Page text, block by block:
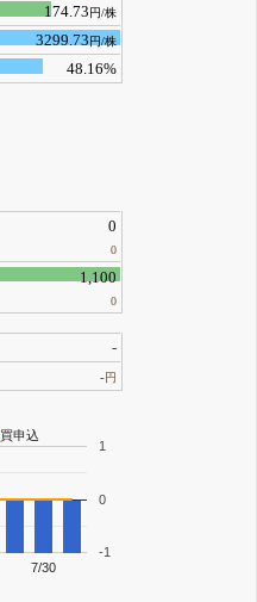
174.73円/株
3299.73円/株
48.16%
0
0
1,100
0
-
-円
買申込
7/30
-1
0
1